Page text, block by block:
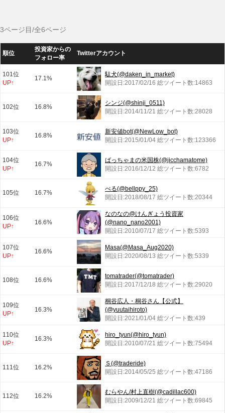
3ページ目/全6ページ
順位
投資家からの
フォロー率
Twitterアカウント
101位
UP↑
17.1%
駄犬(@daken_in_market)
開設日:2017/02/16 総ツイート数:14863
102位 16.8%
シンジ(@shinji_0511)
開設日:2014/11/21 総ツイート数:28028
103位
UP↑
16.8%
新安値bot(@NewLow_bot)
開設日:2015/01/04 総ツイート数:123366
104位
UP↑
16.7%
ばっちゃまの米国株(@jicchamatome)
開設日:2016/12/12 総ツイート数:6782
105位 16.7%
べる(@bellppy_25)
開設日:2018/08/17 総ツイート数:20344
106位
UP↑
16.6%
なのなの@けんぎょう投資家
(@nano_nano2001)
開設日:2010/07/17 総ツイート数:5393
107位
UP↑
16.6%
Masa(@Masa_Aug2020)
開設日:2020/08/13 総ツイート数:5339
108位 16.6%
tomatrader(@tomatrader)
開設日:2017/12/18 総ツイート数:29020
109位
UP↑
16.3%
桐谷広人・桐谷さん【公式】
(@yuutaihiroto)
開設日:2021/01/04 総ツイート数:439
110位
UP↑
16.3%
hiro_tyun(@hiro_tyun)
開設日:2010/07/21 総ツイート数:75494
111位 16.2%
Ｓ(@traderide)
開設日:2014/05/25 総ツイート数:47186
112位 16.2%
むらやん/村上直樹(@cadillac600)
開設日:2009/12/21 総ツイート数:69845